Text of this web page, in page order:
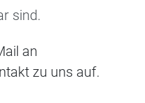
sind.
an
zu uns auf.